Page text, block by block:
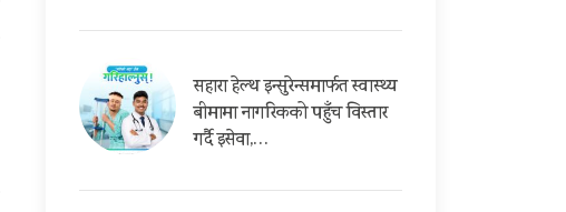
सहारा हेल्थ इन्सुरेन्समार्फत स्वास्थ्य
बीमामा नागरिकको पहुँच विस्तार
गर्दै इसेवा,…